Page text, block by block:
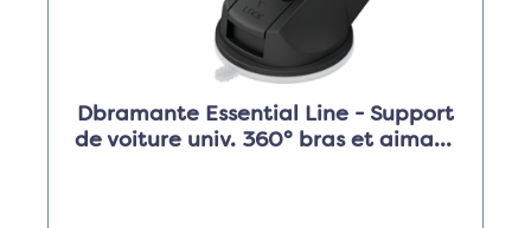
Dbramante Essential Line - Support
de voiture univ. 360° bras et aimant